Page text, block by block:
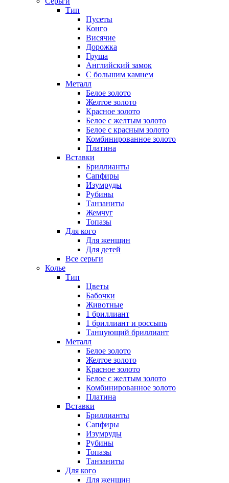
Тип
Пусеты
Конго
Висячие
Дорожка
Груша
Английский замок
С большим камнем
Металл
Белое золото
Желтое золото
Красное золото
Белое с желтым золото
Белое с красным золото
Комбинированное золото
Платина
Вставки
Бриллианты
Сапфиры
Изумруды
Рубины
Танзаниты
Жемчуг
Топазы
Для кого
Для женщин
Для детей
Все серьги
Колье
Тип
Цветы
Бабочки
Животные
1 бриллиант
1 бриллиант и россыпь
Танцующий бриллиант
Металл
Белое золото
Желтое золото
Красное золото
Белое с желтым золото
Комбинированное золото
Платина
Вставки
Бриллианты
Сапфиры
Изумруды
Рубины
Топазы
Танзаниты
Для кого
Для женщин